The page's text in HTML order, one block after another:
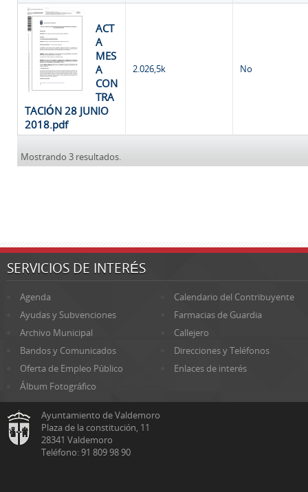
ACT
A
MES
A
CON
TRA
TACIÓN 28 JUNIO
2018.pdf
2.026,5k No
Mostrando 3 resultados.
SERVICIOS DE INTERÉS
Agenda
Calendario del Contribuyente
Ayudas y Subvenciones
Farmacias de Guardia
Archivo Municipal
Callejero
Bandos y Comunicados
Direcciones y Teléfonos
Oferta de Empleo Público
Enlaces de interés
Álbum Fotográfico
Ayuntamiento de Valdemoro
Plaza de la constitución, 11
28341 Valdemoro
Teléfono: 91 809 98 90